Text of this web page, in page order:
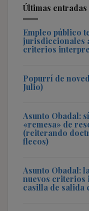
Últimas entradas
Empleo público
jurisdiccionales
criterios
Popurrí de
Julio)
Asunto Obadal:
«remesa» de
(reiterando
flecos)
Asunto Obadal:
nuevos criterios
casilla de salida